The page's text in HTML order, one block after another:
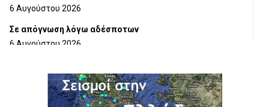
6 Αυγούστου 2026
Σε απόγνωση λόγω αδέσποτων
6 Αυγούστου 2026
6 Αυγούστου 2026
Ολοκληρώνεται η ασφαλτόστρωση της οδού Περιβόλι –